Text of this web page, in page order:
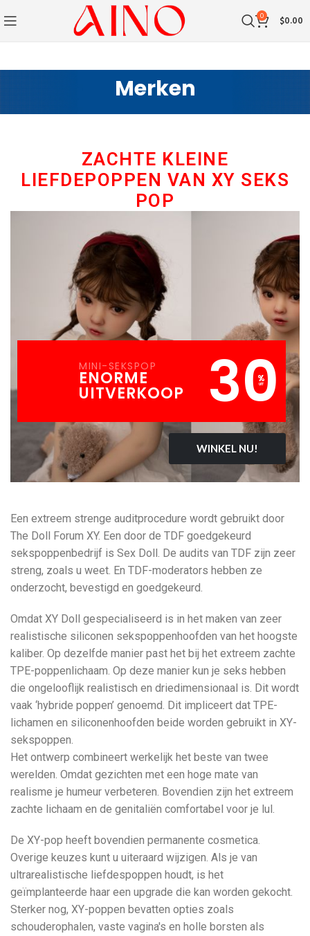
0 $0.00
Merken
ZACHTE KLEINE
LIEFDEPOPPEN VAN XY SEKS
POP
MINI-SEKSPOP
ENORME
UITVERKOOP 30
%
UIT
WINKEL NU!
Een extreem strenge auditprocedure wordt gebruikt door
The Doll Forum XY. Een door de TDF goedgekeurd
sekspoppenbedrijf is Sex Doll. De audits van TDF zijn zeer
streng, zoals u weet. En TDF-moderators hebben ze
onderzocht, bevestigd en goedgekeurd.
Omdat XY Doll gespecialiseerd is in het maken van zeer
realistische siliconen sekspoppenhoofden van het hoogste
kaliber. Op dezelfde manier past het bij het extreem zachte
TPE-poppenlichaam. Op deze manier kun je seks hebben
die ongelooflijk realistisch en driedimensionaal is. Dit wordt
vaak ‘hybride poppen’ genoemd. Dit impliceert dat TPE-
lichamen en siliconenhoofden beide worden gebruikt in XY-
sekspoppen.
Het ontwerp combineert werkelijk het beste van twee
werelden. Omdat gezichten met een hoge mate van
realisme je humeur verbeteren. Bovendien zijn het extreem
zachte lichaam en de genitaliën comfortabel voor je lul.
De XY-pop heeft bovendien permanente cosmetica.
Overige keuzes kunt u uiteraard wijzigen. Als je van
ultrarealistische liefdespoppen houdt, is het
geïmplanteerde haar een upgrade die kan worden gekocht.
Sterker nog, XY-poppen bevatten opties zoals
schouderophalen, vaste vagina's en holle borsten als